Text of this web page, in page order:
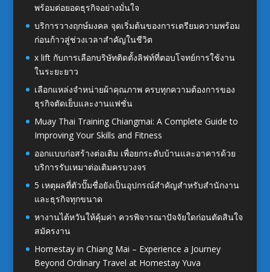
พร้อมต่อยอดธุรกิจอย่างมั่นใจ
บริการวางฤกษ์มงคล จุดเริ่มต้นของการเตรียมความพร้อม
ก่อนก้าวสู่ช่วงเวลาสำคัญในชีวิต
x lift กับการเลือกบริษัทติดตั้งลิฟท์ที่ตอบโจทย์การใช้งาน
ในระยะยาว
เลือกแหล่งจำหน่ายผ้าคุณภาพ ครบทุกความต้องการของ
ธุรกิจตัดเย็บและงานแฟชั่น
Muay Thai Training Chiangmai: A Complete Guide to
Improving Your Skills and Fitness
ออกแบบก่อสร้างต่อเติม เพื่อยกระดับบ้านและอาคารด้วย
บริการรับเหมาต่อเติมครบวงจร
5 เหตุผลที่ตัวปั๊มชื่อยังเป็นอุปกรณ์สำคัญสำหรับสำนักงาน
และธุรกิจทุกขนาด
หางานไต้หวันให้คุ้มค่า ควรพิจารณาปัจจัยใดก่อนตัดสินใจ
สมัครงาน
Homestay in Chiang Mai – Experience a Journey
Beyond Ordinary Travel at Homestay Yuva